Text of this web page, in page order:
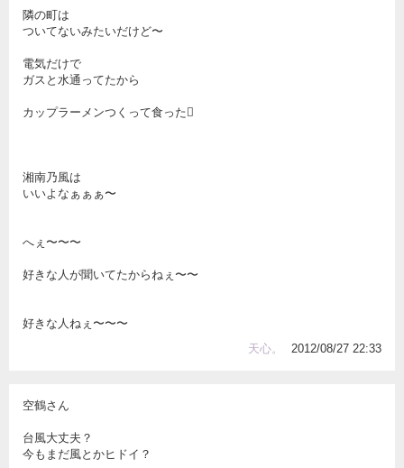
隣の町は
ついてないみたいだけど〜
電気だけで
ガスと水通ってたから
カップラーメンつくって食った
湘南乃風は
いいよなぁぁぁ〜
へぇ〜〜〜
好きな人が聞いてたからねぇ〜〜
好きな人ねぇ〜〜〜
天心。
2012/08/27 22:33
空鶴さん
台風大丈夫？
今もまだ風とかヒドイ？